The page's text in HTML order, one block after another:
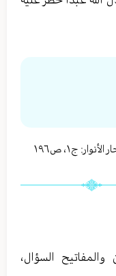
الأنوار: ج١، ص١٩٦
والمفاتيح السؤال،